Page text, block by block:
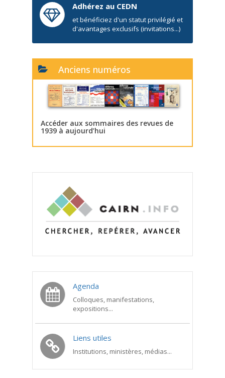
Adhérez au CEDN
et bénéficiez d'un statut privilégié et
d'avantages exclusifs (invitations...)
Anciens numéros
Accéder aux sommaires des revues de
1939 à aujourd’hui
Agenda
Colloques, manifestations,
expositions...
Liens utiles
Institutions, ministères, médias...